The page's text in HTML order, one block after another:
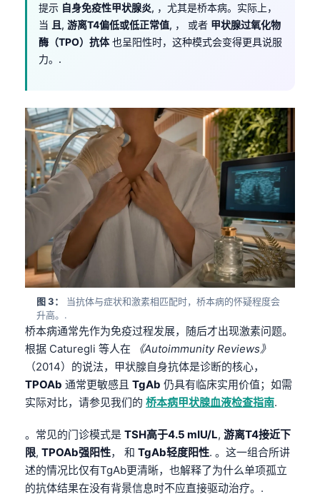
提示 自身免疫性甲状腺炎, ，尤其是桥本病。实际上，
当 且, 游离T4偏低或低正常值, ， 或者 甲状腺过氧化物
酶（TPO）抗体也呈阳性时，这种模式会变得更具说服
力。.
图 3：
当抗体与症状和激素相匹配时，桥本病的怀疑程度会
升高。.
桥本病通常先作为免疫过程发展，随后才出现激素问题。
根据 Caturegli 等人在
《Autoimmunity Reviews》
（2014）的说法，甲状腺自身抗体是诊断的核心，
TPOAb 通常更敏感且 TgAb 仍具有临床实用价值；如需
实际对比，请参见我们的 桥本病甲状腺血液检查指南.
。常见的门诊模式是 TSH高于4.5 mIU/L, 游离T4接近下
限, TPOAb强阳性， 和 TgAb轻度阳性. 。这一组合所讲
述的情况比仅有TgAb更清晰，也解释了为什么单项孤立
的抗体结果在没有背景信息时不应直接驱动治疗。.